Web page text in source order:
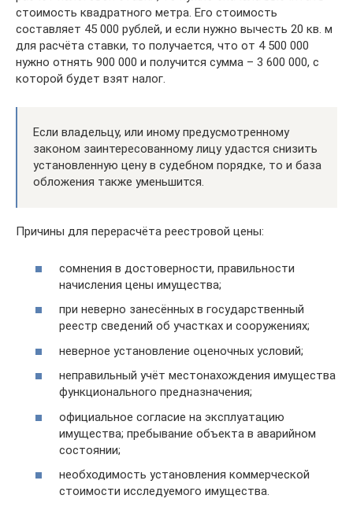
стоимость квадратного метра. Его стоимость
составляет 45 000 рублей, и если нужно вычесть 20 кв. м
для расчёта ставки, то получается, что от 4 500 000
нужно отнять 900 000 и получится сумма – 3 600 000, с
которой будет взят налог.
Если владельцу, или иному предусмотренному
законом заинтересованному лицу удастся снизить
установленную цену в судебном порядке, то и база
обложения также уменьшится.
Причины для перерасчёта реестровой цены:
сомнения в достоверности, правильности
начисления цены имущества;
при неверно занесённых в государственный
реестр сведений об участках и сооружениях;
неверное установление оценочных условий;
неправильный учёт местонахождения имущества
функционального предназначения;
официальное согласие на эксплуатацию
имущества; пребывание объекта в аварийном
состоянии;
необходимость установления коммерческой
стоимости исследуемого имущества.